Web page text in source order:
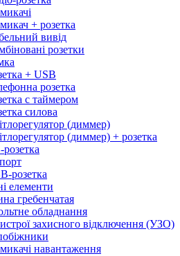
+ розетка
вивід
розетки
+ USB
розетка
с таймером
силова
(диммер)
(диммер) + розетка
розетка
елементи
гребенчатая
обладнання
захисного відключення (УЗО)
навантаження